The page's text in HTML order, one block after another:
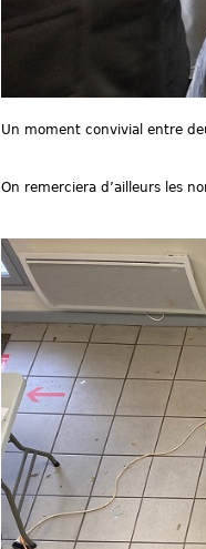
Un moment convivial entre
On remerciera d’ailleurs les